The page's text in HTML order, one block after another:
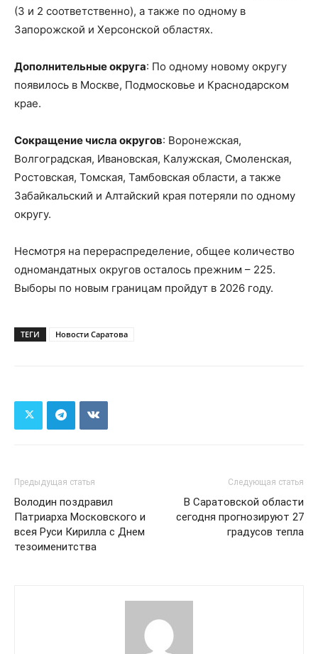
(3 и 2 соответственно), а также по одному в
Запорожской и Херсонской областях.
Дополнительные округа: По одному новому округу
появилось в Москве, Подмосковье и Краснодарском
крае.
Сокращение числа округов: Воронежская,
Волгоградская, Ивановская, Калужская, Смоленская,
Ростовская, Томская, Тамбовская области, а также
Забайкальский и Алтайский края потеряли по одному
округу.
Несмотря на перераспределение, общее количество
одномандатных округов осталось прежним – 225.
Выборы по новым границам пройдут в 2026 году.
ТЕГИ Новости Саратова
Предыдущая статья
Володин поздравил
Патриарха Московского и
всея Руси Кирилла с Днем
тезоименитства
Следующая статья
В Саратовской области
сегодня прогнозируют 27
градусов тепла